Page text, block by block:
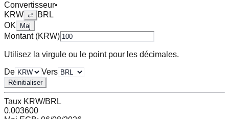
Convertisseur•
KRW ⇄
BRL
OK
Maj
Montant (KRW)
Utilisez la virgule ou le point pour les décimales.
De
Vers
Réinitialiser
Taux KRW/BRL
0.003600